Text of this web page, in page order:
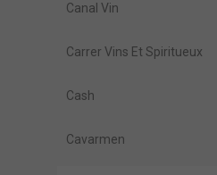
Canal Vin
Carrer Vins Et Spiritueux
Cash
Cavarmen